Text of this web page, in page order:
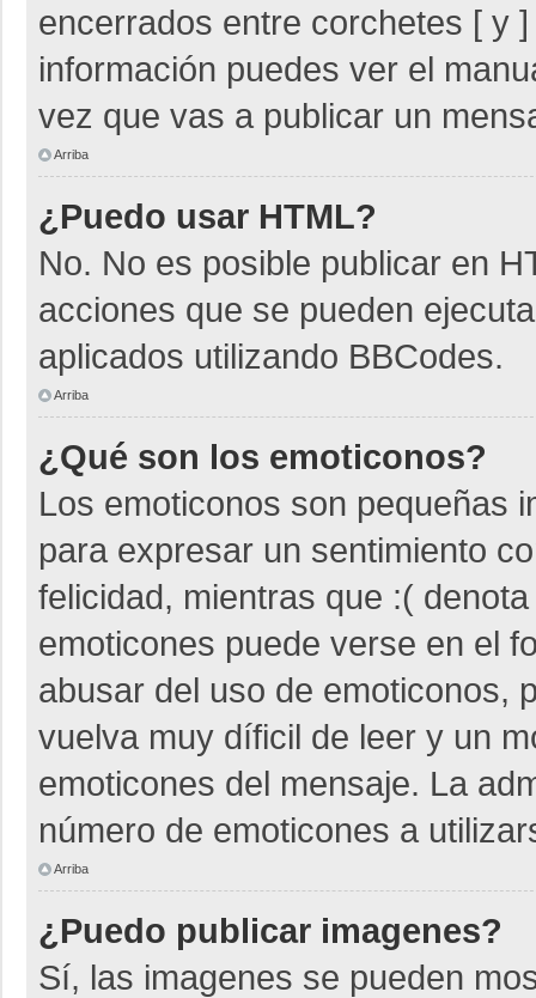
encerrados entre corchetes [ y
información puedes ver el
vez que vas a publicar un
Arriba
¿Puedo usar HTML?
No. No es posible publicar en
acciones que se pueden
aplicados utilizando BBCodes.
Arriba
¿Qué son los emoticonos?
Los emoticonos son pequeñas
para expresar un sentimiento
felicidad, mientras que :(
emoticones puede verse en el
abusar del uso de emoticonos,
vuelva muy díficil de leer y un
emoticones del mensaje. La
número de emoticones a
Arriba
¿Puedo publicar imagenes?
Sí, las imagenes se pueden